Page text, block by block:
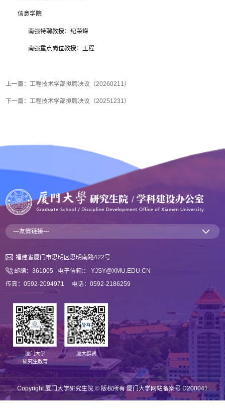
信息学院
南强特聘教授：纪荣嵘
南强重点岗位教授：王程
上一篇： 工程技术学部拟聘决议（20260211）
下一篇： 工程技术学部拟聘决议（20251231）
---友情链接---
福建省厦门市思明区思明南路422号
邮编：361005 电子信箱:： YJSY@XMU.EDU.CN
传真：0592-2094971 电话：0592-2186259
厦门大学
研究生教育
厦大群贤
Copyright 厦门大学研究生院 © ️版权所有 厦门大学网站备案号 D200041